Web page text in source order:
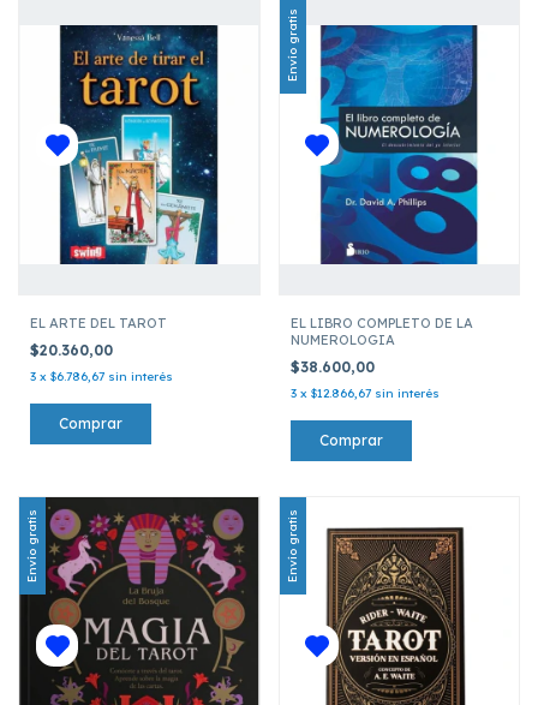
EL ARTE DEL TAROT
$20.360,00
3 x $6.786,67 sin interés
Envío gratis
EL LIBRO COMPLETO DE LA
NUMEROLOGIA
$38.600,00
3 x $12.866,67 sin interés
Envío gratis Envío gratis